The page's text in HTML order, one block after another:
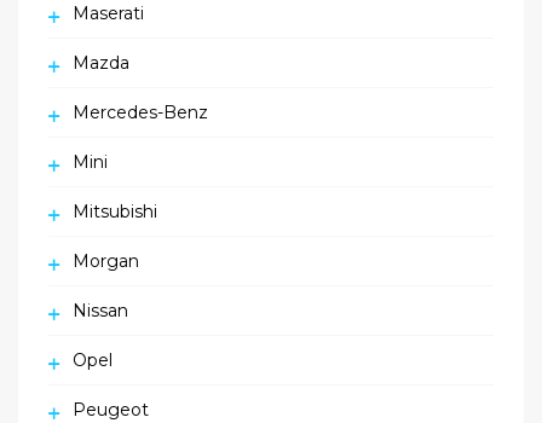
Maserati
Mazda
Mercedes-Benz
Mini
Mitsubishi
Morgan
Nissan
Opel
Peugeot